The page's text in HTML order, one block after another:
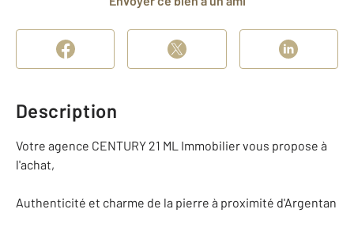
Description
Votre agence CENTURY 21 ML Immobilier vous propose à
l'achat,
Authenticité et charme de la pierre à proximité d'Argentan